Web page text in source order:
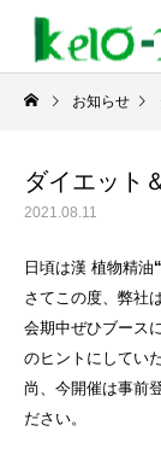
お知らせ
ダイエット
2021.08.11
日頃は漢 植物精油
さてこの度、弊社
会期中ぜひブース
のヒントにしてい
尚、今開催は事前
ださい。